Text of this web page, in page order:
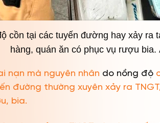
cồn tại các tuyến đường hay xảy ra
hàng, quán ăn có phục vụ rượu bia.
nạn mà nguyên nhân do nồng độ
đường thường xuyên xảy ra
bia.